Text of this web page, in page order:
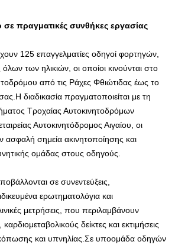
πραγματικές συνθήκες εργασίας
125 επαγγελματίες οδηγοί φορτηγών,
όλων των ηλικιών, οι οποίοι κινούνται στο
από τις Ράχες Φθιώτιδας έως το
διαδικασία πραγματοποιείται με τη
Τροχαίας Αυτοκινητοδρόμων
Αυτοκινητόδρομος Αιγαίου, οι
ασφαλή σημεία ακινητοποίησης και
ομάδας στους οδηγούς.
σε συνεντεύξεις,
ερωτηματολόγια και
μετρήσεις, που περιλαμβάνουν
δείκτες και εκτιμήσεις
και υπνηλίας.Σε υποομάδα οδηγών